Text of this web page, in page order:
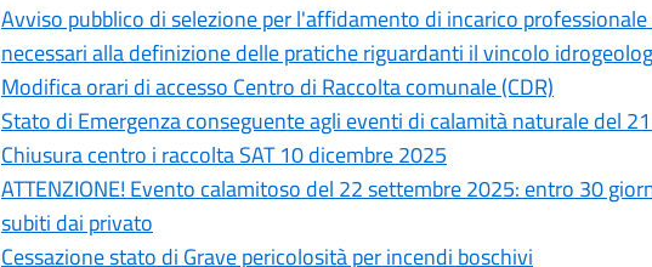
Avviso pubblico di selezione per l'affidamento di incarico
necessari alla definizione delle pratiche riguardanti il vincolo
Modifica orari di accesso Centro di Raccolta comunale (CDR)
Stato di Emergenza conseguente agli eventi di calamità naturale del
Chiusura centro i raccolta SAT 10 dicembre 2025
ATTENZIONE! Evento calamitoso del 22 settembre 2025: entro 30
subiti dai privato
Cessazione stato di Grave pericolosità per incendi boschivi